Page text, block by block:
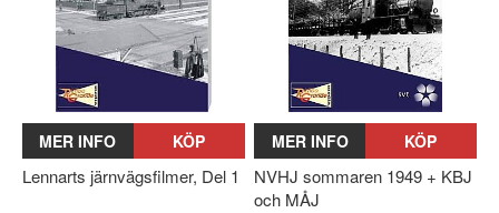
MER INFO KÖP
Lennarts järnvägsfilmer, Del 1
MER INFO KÖP
NVHJ sommaren 1949 + KBJ
och MÅJ